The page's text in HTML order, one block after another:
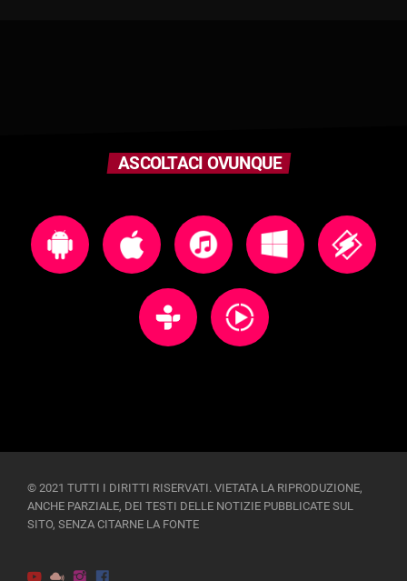
ASCOLTACI OVUNQUE
© 2021 TUTTI I DIRITTI RISERVATI. VIETATA LA RIPRODUZIONE,
ANCHE PARZIALE, DEI TESTI DELLE NOTIZIE PUBBLICATE SUL
SITO, SENZA CITARNE LA FONTE